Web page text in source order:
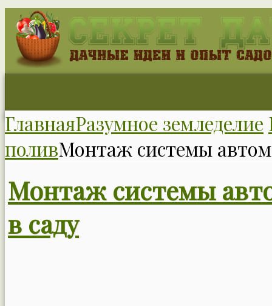
ГлавнаяРазумное земледелие
поливМонтаж системы
Монтаж системы
в саду